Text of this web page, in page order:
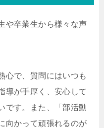
や卒業生から様々な声
心で、質問にはいつも
導が手厚く、安心して
です。また、「部活動
向かって頑張れるのが